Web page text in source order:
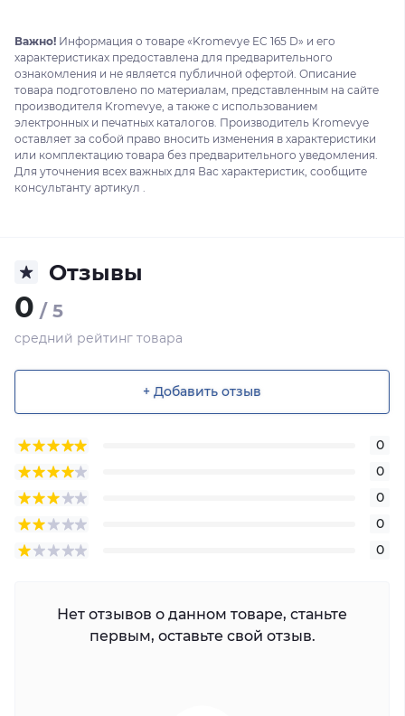
Важно! Информация о товаре «Kromevye EC 165 D» и его
характеристиках предоставлена для предварительного
ознакомления и не является публичной офертой. Описание
товара подготовлено по материалам, представленным на сайте
производителя Kromevye, а также с использованием
электронных и печатных каталогов. Производитель Kromevye
оставляет за собой право вносить изменения в характеристики
или комплектацию товара без предварительного уведомления.
Для уточнения всех важных для Вас характеристик, сообщите
консультанту артикул .
Отзывы
0 / 5
средний рейтинг товара
+ Добавить отзыв
0
0
0
0
0
Нет отзывов о данном товаре, станьте
первым, оставьте свой отзыв.